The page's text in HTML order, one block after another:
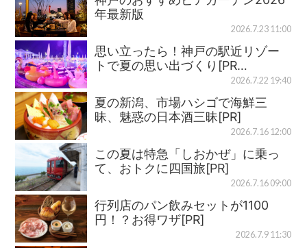
年最新版
2026.7.23 11:00
思い立ったら！神戸の駅近リゾー
トで夏の思い出づくり[PR…
2026.7.22 19:40
夏の新潟、市場ハシゴで海鮮三
昧、魅惑の日本酒三昧[PR]
2026.7.16 12:00
この夏は特急「しおかぜ」に乗っ
て、おトクに四国旅[PR]
2026.7.16 09:00
行列店のパン飲みセットが1100
円！？お得ワザ[PR]
2026.7.9 11:30